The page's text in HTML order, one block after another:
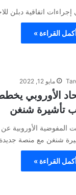
إجراءات اتفاقية دبلن
القراءة »
مايو 12, 2022
الأوروبي
تأشيرة شنغن
المفوضية الأوروبية
شنغن مع منصة
القراءة »